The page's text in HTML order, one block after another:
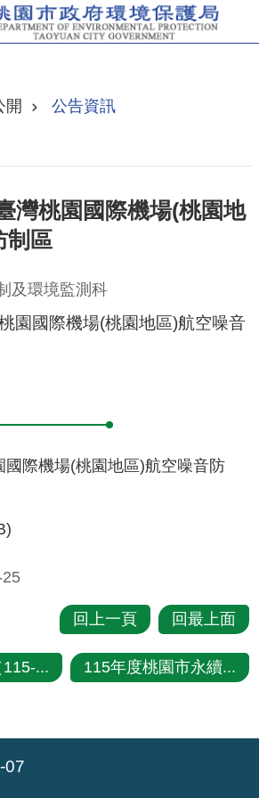
開 公告資訊
灣桃園國際機場(桃園地
制區
及環境監測科
園國際機場(桃園地區)航空噪音
國際機場(桃園地區)航空噪音防
25
回上一頁 回最上面
115-... 115年度桃園市永續...
07